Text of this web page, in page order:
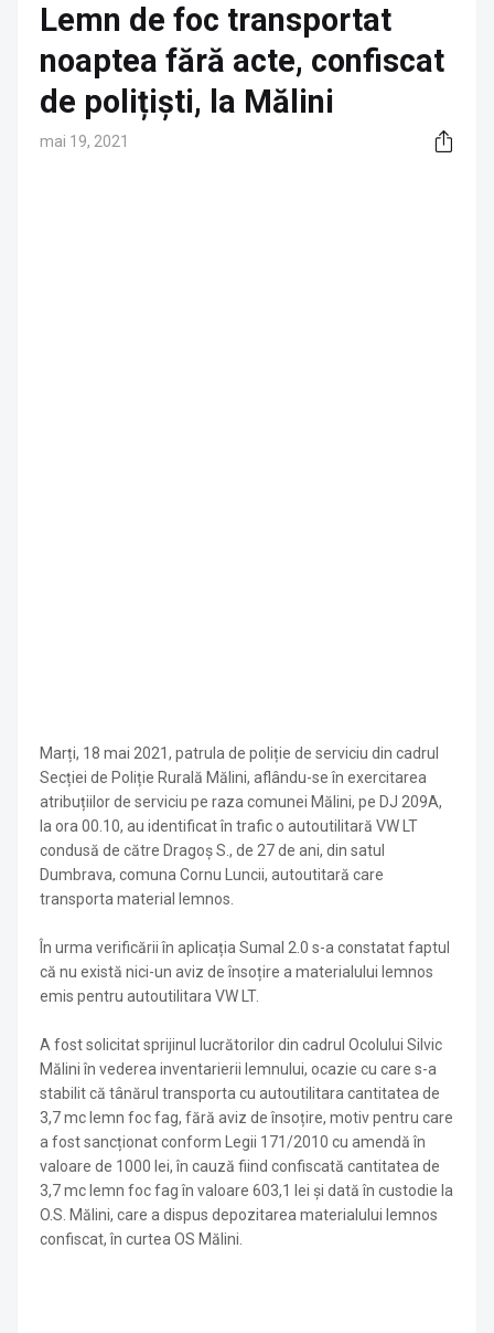
Lemn de foc transportat
noaptea fără acte, confiscat
de polițiști, la Mălini
mai 19, 2021
Marți, 18 mai 2021, patrula de poliție de serviciu din cadrul
Secției de Poliție Rurală Mălini, aflându-se în exercitarea
atribuțiilor de serviciu pe raza comunei Mălini, pe DJ 209A,
la ora 00.10, au identificat în trafic o autoutilitară VW LT
condusă de către Dragoș S., de 27 de ani, din satul
Dumbrava, comuna Cornu Luncii, autoutitară care
transporta material lemnos.
În urma verificării în aplicația Sumal 2.0 s-a constatat faptul
că nu există nici-un aviz de însoțire a materialului lemnos
emis pentru autoutilitara VW LT.
A fost solicitat sprijinul lucrătorilor din cadrul Ocolului Silvic
Mălini în vederea inventarierii lemnului, ocazie cu care s-a
stabilit că tânărul transporta cu autoutilitara cantitatea de
3,7 mc lemn foc fag, fără aviz de însoțire, motiv pentru care
a fost sancționat conform Legii 171/2010 cu amendă în
valoare de 1000 lei, în cauză fiind confiscată cantitatea de
3,7 mc lemn foc fag în valoare 603,1 lei și dată în custodie la
O.S. Mălini, care a dispus depozitarea materialului lemnos
confiscat, în curtea OS Mălini.